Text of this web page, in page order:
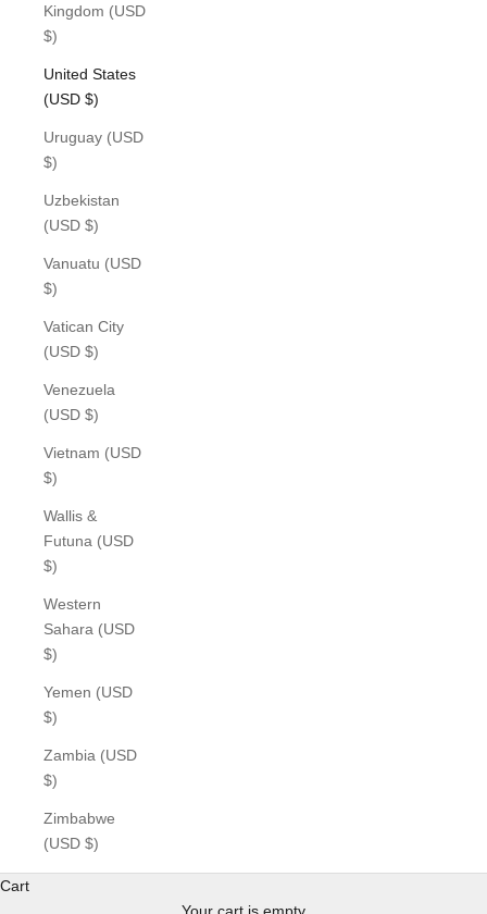
Kingdom (USD
$)
United States
(USD $)
Uruguay (USD
$)
Uzbekistan
(USD $)
Vanuatu (USD
$)
Vatican City
(USD $)
Venezuela
(USD $)
Vietnam (USD
$)
Wallis &
Futuna (USD
$)
Western
Sahara (USD
$)
Yemen (USD
$)
Zambia (USD
$)
Zimbabwe
(USD $)
Cart
Your cart is empty